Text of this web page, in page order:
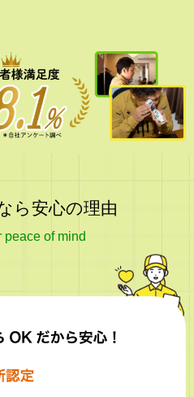
ら安心の理由
peace of mind